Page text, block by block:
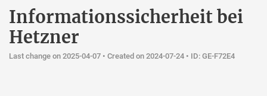
Informationssicherheit bei
Hetzner
Last change on 2025-04-07 • Created on 2024-07-24 • ID: GE-F72E4